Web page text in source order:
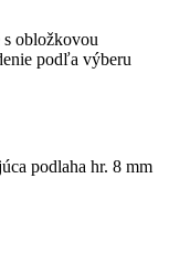
s obložkovou
podľa výberu
podlaha hr. 8 mm